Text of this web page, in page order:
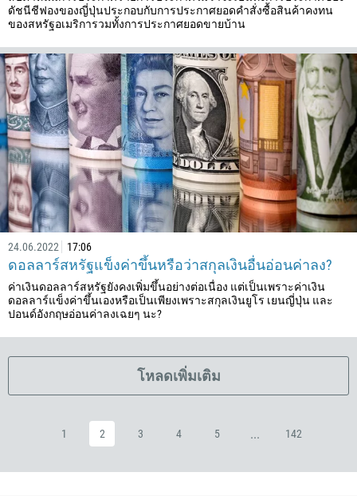
ดัชนีชีฟองของญี่ปุ่นประกอบกับการประกาศยอดคำสั่งซื้อสินค้าคงทน
ของสหรัฐอเมริการวมทั้งการประกาศยอดขายบ้าน
24.06.2022 17:06
ดอลลาร์สหรัฐแข็งค่าขึ้นหรือว่าสกุลเงินอื่นอ่อนค่าลง?
ค่าเงินดอลลาร์สหรัฐยังคงเพิ่มขึ้นอย่างต่อเนื่อง แต่เป็นเพราะค่าเงิน
ดอลลาร์แข็งค่าขึ้นเองหรือเป็นเพียงเพราะสกุลเงินยูโร เยนญี่ปุ่น และ
ปอนด์อังกฤษอ่อนค่าลงเฉยๆ นะ?
โหลดเพิ่มเติม
1 2 3 4 5 ... 142
243
682
506
225
385
53
357
420
45
253
1767
1809
593
20
291
251